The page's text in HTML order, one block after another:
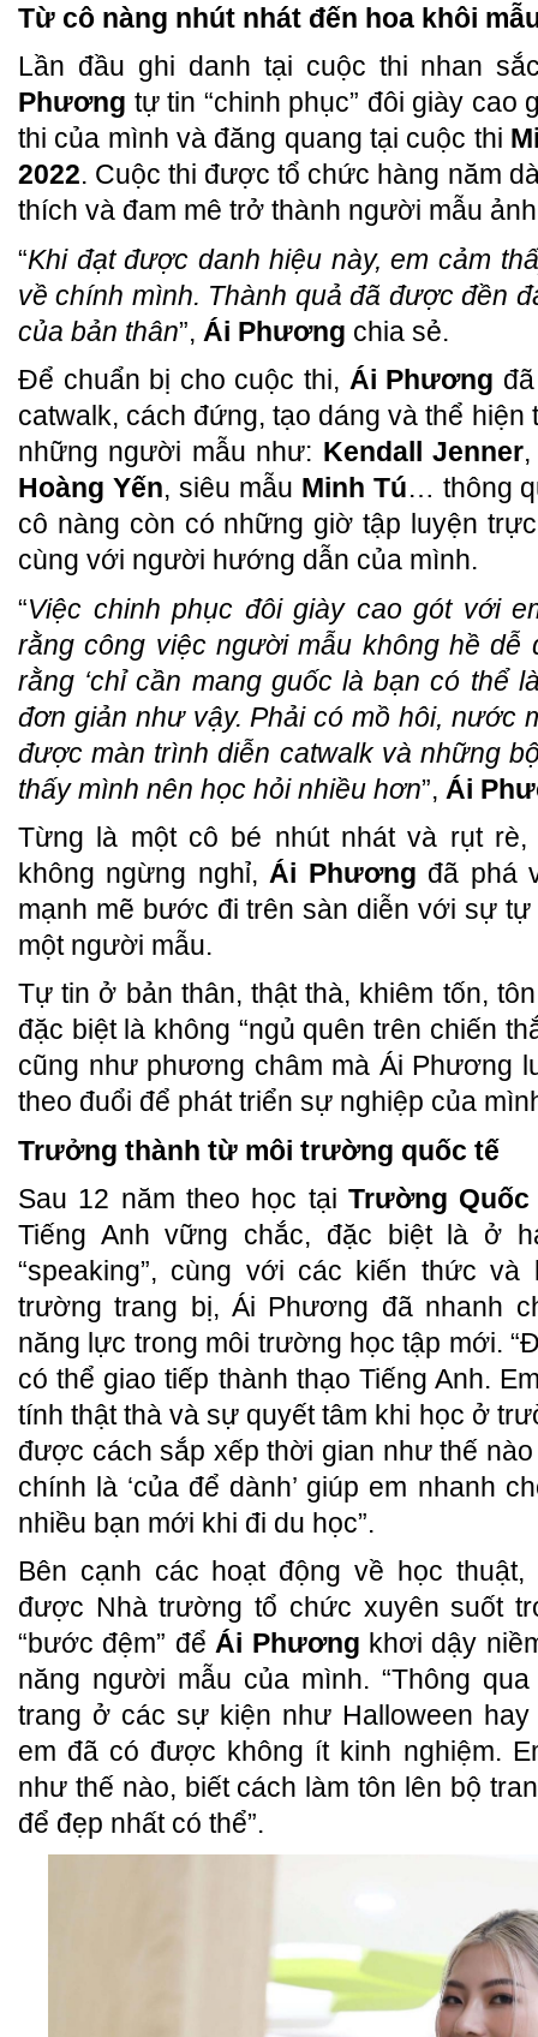
Từ cô nàng nhút nhát đến hoa khôi
Lần đầu ghi danh tại cuộc thi nhan
Phương tự tin “chinh phục” đôi giày cao
thi của mình và đăng quang tại cuộc thi
2022. Cuộc thi được tổ chức hàng năm
thích và đam mê trở thành người mẫu
“Khi đạt được danh hiệu này, em cảm
về chính mình. Thành quả đã được đền
của bản thân”, Ái Phương chia sẻ.
Để chuẩn bị cho cuộc thi, Ái Phương
catwalk, cách đứng, tạo dáng và thể
những người mẫu như: Kendall Jenner
Hoàng Yến, siêu mẫu Minh Tú… thông
cô nàng còn có những giờ tập luyện
cùng với người hướng dẫn của mình.
“Việc chinh phục đôi giày cao gót với
rằng công việc người mẫu không hề dễ
rằng ‘chỉ cần mang guốc là bạn có thể
đơn giản như vậy. Phải có mồ hôi, nước
được màn trình diễn catwalk và những
thấy mình nên học hỏi nhiều hơn”, Ái
Từng là một cô bé nhút nhát và rụt
không ngừng nghỉ, Ái Phương đã phá
mạnh mẽ bước đi trên sàn diễn với sự
một người mẫu.
Tự tin ở bản thân, thật thà, khiêm tốn,
đặc biệt là không “ngủ quên trên chiến
cũng như phương châm mà Ái Phương
theo đuổi để phát triển sự nghiệp của
Trưởng thành từ môi trường quốc tế
Sau 12 năm theo học tại Trường
Tiếng Anh vững chắc, đặc biệt là ở
“speaking”, cùng với các kiến thức
trường trang bị, Ái Phương đã nhanh
năng lực trong môi trường học tập mới.
có thể giao tiếp thành thạo Tiếng Anh.
tính thật thà và sự quyết tâm khi học ở
được cách sắp xếp thời gian như thế
chính là ‘của để dành’ giúp em nhanh
nhiều bạn mới khi đi du học”.
Bên cạnh các hoạt động về học
được Nhà trường tổ chức xuyên suốt
“bước đệm” đểÁi Phương khơi dậy
năng người mẫu của mình. “Thông
trang ở các sự kiện như Halloween
em đã có được không ít kinh nghiệm.
như thế nào, biết cách làm tôn lên bộ
để đẹp nhất có thể”.